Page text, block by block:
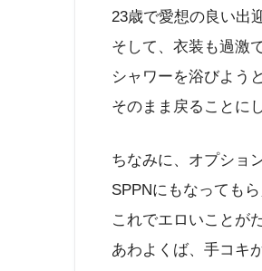
23歳で愛想の良い出
そして、衣装も過激
シャワーを浴びよう
そのまま戻ることに
ちなみに、オプショ
SPPNにもなっても
これでエロいことが
あわよくば、手コキ